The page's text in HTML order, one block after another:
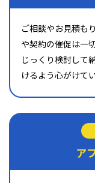
ご相談やお見積も
や契約の催促は一
じっくり検討して
けるよう心がけてい
ア